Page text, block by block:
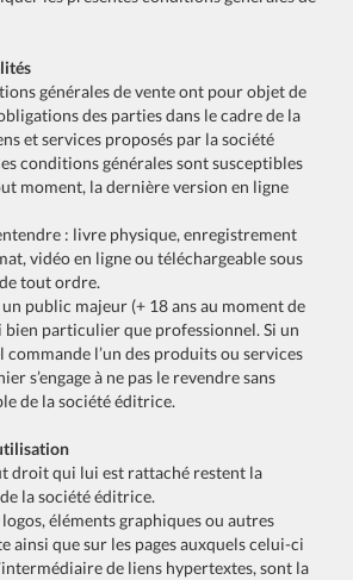
générales de vente ont pour objet de
des parties dans le cadre de la
et services proposés par la société
conditions générales sont susceptibles
moment, la dernière version en ligne
: livre physique, enregistrement
vidéo en ligne ou téléchargeable sous
tout ordre.
public majeur (+ 18 ans au moment de
bien particulier que professionnel. Si un
l’un des produits ou services
s’engage à ne pas le revendre sans
de la société éditrice.
droit qui lui est rattaché restent la
la société éditrice.
éléments graphiques ou autres
ainsi que sur les pages auxquels celui-ci
de liens hypertextes, sont la